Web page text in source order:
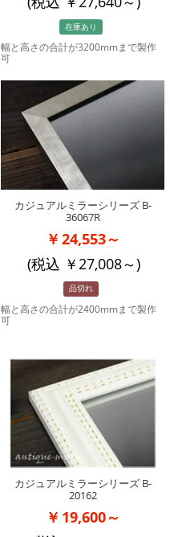
在庫あり
幅と高さの合計が3200mmまで製作
可
カジュアルミラーシリーズ B-
36067R
24,553～
(税込
27,008～)
品切れ
幅と高さの合計が2400mmまで製作
可
カジュアルミラーシリーズ B-
20162
19,600～